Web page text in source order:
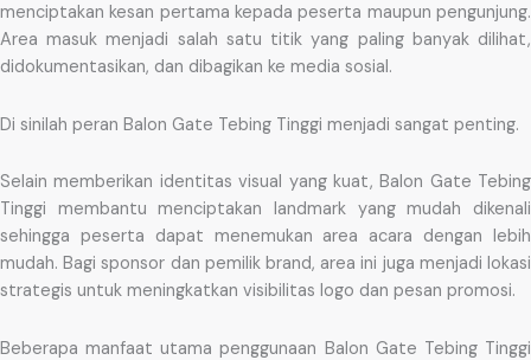
menciptakan kesan pertama kepada peserta maupun pengunjung.
Area masuk menjadi salah satu titik yang paling banyak dilihat,
didokumentasikan, dan dibagikan ke media sosial.
Di sinilah peran Balon Gate Tebing Tinggi menjadi sangat penting.
Selain memberikan identitas visual yang kuat, Balon Gate Tebing
Tinggi membantu menciptakan landmark yang mudah dikenali
sehingga peserta dapat menemukan area acara dengan lebih
mudah. Bagi sponsor dan pemilik brand, area ini juga menjadi lokasi
strategis untuk meningkatkan visibilitas logo dan pesan promosi.
Beberapa manfaat utama penggunaan Balon Gate Tebing Tinggi